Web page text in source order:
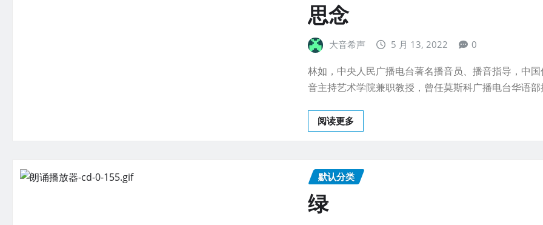
思念
大音希声 5 月 13, 2022 0
林如，中央人民广播电台著名播音员、播音指导，中
音主持艺术学院兼职教授，曾任莫斯科广播电台华语
阅读更多
默认分类
绿